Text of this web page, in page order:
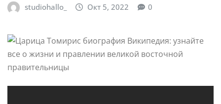
studiohallo_ Окт 5, 2022 0